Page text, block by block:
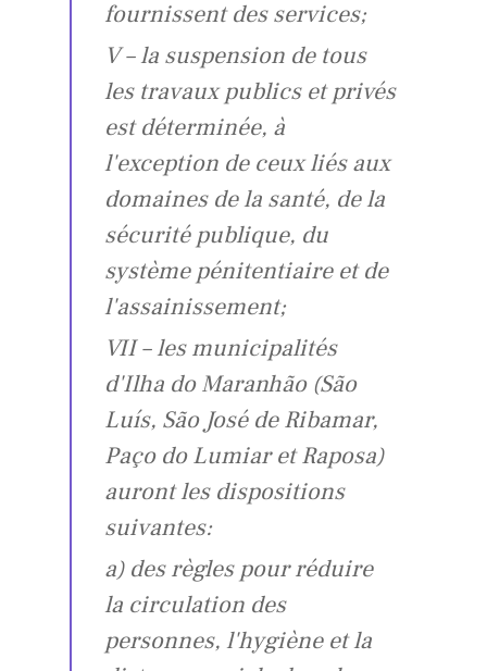
fournissent des services;
V – la suspension de tous
les travaux publics et privés
est déterminée, à
l'exception de ceux liés aux
domaines de la santé, de la
sécurité publique, du
système pénitentiaire et de
l'assainissement;
VII – les municipalités
d'Ilha do Maranhão (São
Luís, São José de Ribamar,
Paço do Lumiar et Raposa)
auront les dispositions
suivantes:
a) des règles pour réduire
la circulation des
personnes, l'hygiène et la